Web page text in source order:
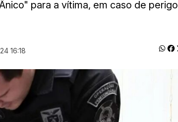
para a vítima, em caso de perigo
16:18